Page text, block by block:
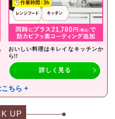
おいしい料理はキレイなキッチンか
ら!!
詳しく見る
ちら +
UP